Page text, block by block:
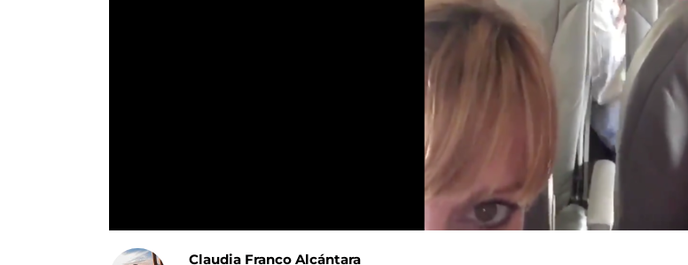
Claudia Franco Alcántara